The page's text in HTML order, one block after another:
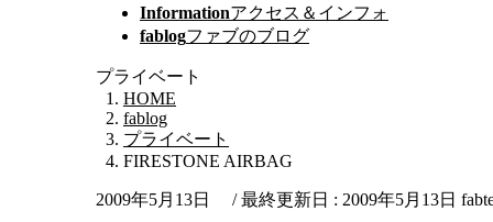
Informationアクセス＆インフォ
fablogファブのブログ
プライベート
HOME
fablog
プライベート
FIRESTONE AIRBAG
2009年5月13日 / 最終更新日 : 2009年5月13日